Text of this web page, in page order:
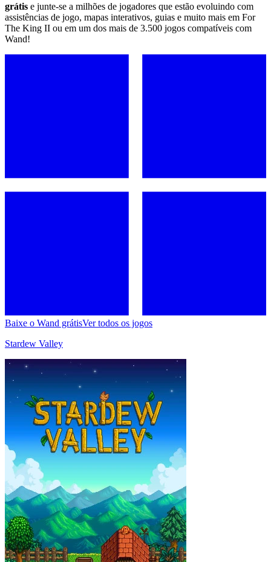
grátis e junte-se a milhões de jogadores que estão evoluindo com
assistências de jogo, mapas interativos, guias e muito mais em For
The King II ou em um dos mais de 3.500 jogos compatíveis com
Wand!
Baixe o Wand grátisVer todos os jogos
Stardew Valley